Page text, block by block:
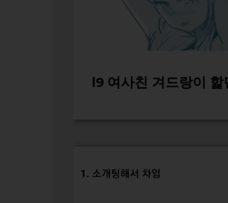
l9 여사친 겨드랑이 핥